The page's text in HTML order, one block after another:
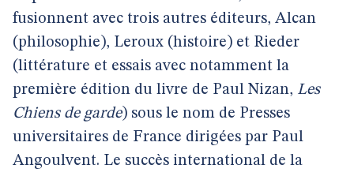
fusionnent avec trois autres éditeurs, Alcan
(philosophie), Leroux (histoire) et Rieder
(littérature et essais avec notamment la
première édition du livre de Paul Nizan, Les
Chiens de garde) sous le nom de Presses
universitaires de France dirigées par Paul
Angoulvent. Le succès international de la